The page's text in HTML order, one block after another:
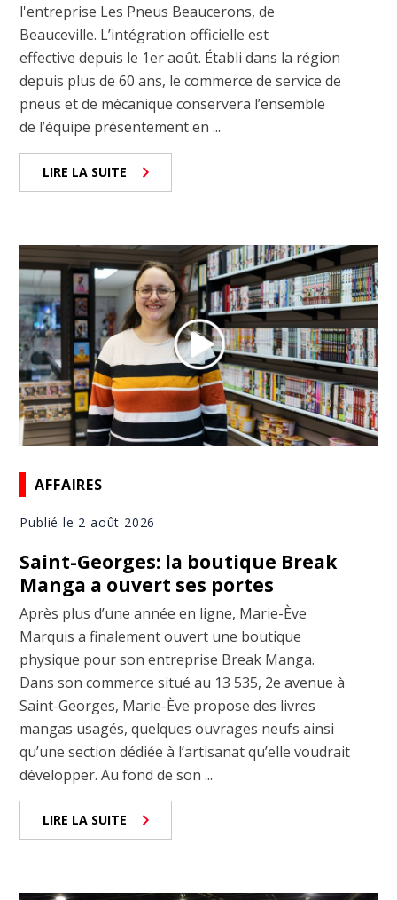
l'entreprise Les Pneus Beaucerons, de
Beauceville. L’intégration officielle est
effective depuis le 1er août. Établi dans la région
depuis plus de 60 ans, le commerce de service de
pneus et de mécanique conservera l’ensemble
de l’équipe présentement en ...
LIRE LA SUITE
AFFAIRES
Publié le 2 août 2026
Saint-Georges: la boutique Break
Manga a ouvert ses portes
Après plus d’une année en ligne, Marie-Ève
Marquis a finalement ouvert une boutique
physique pour son entreprise Break Manga.
Dans son commerce situé au 13 535, 2e avenue à
Saint-Georges, Marie-Ève propose des livres
mangas usagés, quelques ouvrages neufs ainsi
qu’une section dédiée à l’artisanat qu’elle voudrait
développer. Au fond de son ...
LIRE LA SUITE